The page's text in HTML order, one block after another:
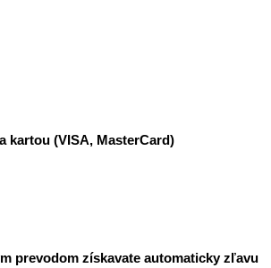
kartou (VISA, MasterCard)
prevodom získavate automaticky zľavu